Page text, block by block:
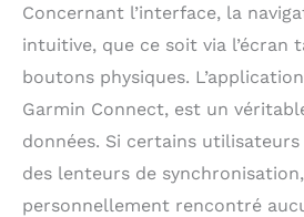
Concernant l’interface, la
intuitive, que ce soit via l’écran
boutons physiques.
Garmin Connect, est un
données. Si certains
des lenteurs de synchronisation,
personnellement rencontré